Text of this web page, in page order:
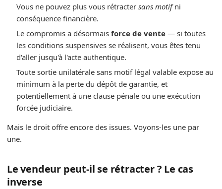
Vous ne pouvez plus vous rétracter sans motifni
conséquence financière.
Le compromis a désormais force de vente— si toutes
les conditions suspensives se réalisent, vous êtes tenu
d'aller jusqu'à l'acte authentique.
Toute sortie unilatérale sans motif légal valable expose au
minimum à la perte du dépôt de garantie, et
potentiellement à une clause pénale ou une exécution
forcée judiciaire.
Mais le droit offre encore des issues. Voyons-les une par
une.
Le vendeur peut-il se rétracter ? Le cas
inverse